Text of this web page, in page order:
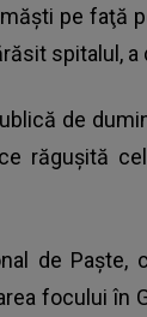
pe faţă
spitalul, a
de
răguşită
de
focului în